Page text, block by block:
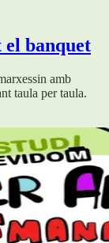
banquet
amb
taula per taula.